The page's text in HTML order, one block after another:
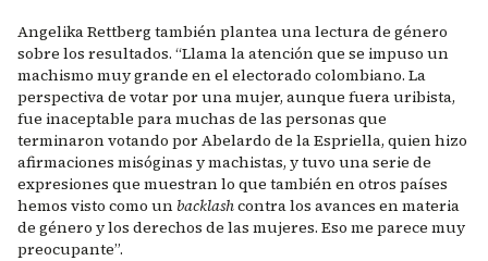
Angelika Rettberg también plantea una lectura de género
sobre los resultados. “Llama la atención que se impuso un
machismo muy grande en el electorado colombiano. La
perspectiva de votar por una mujer, aunque fuera uribista,
fue inaceptable para muchas de las personas que
terminaron votando por Abelardo de la Espriella, quien hizo
afirmaciones misóginas y machistas, y tuvo una serie de
expresiones que muestran lo que también en otros países
hemos visto como un backlashcontra los avances en materia
de género y los derechos de las mujeres. Eso me parece muy
preocupante”.